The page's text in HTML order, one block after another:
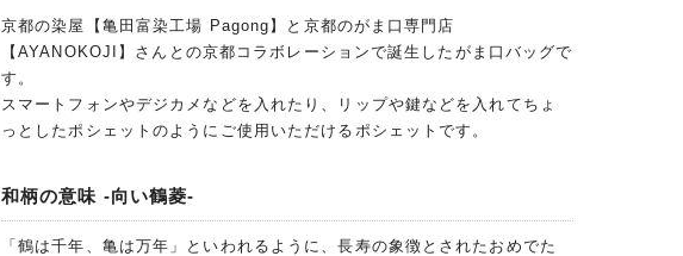
京都の染屋【亀田富染工場 Pagong】と京都のがま口専門店
【AYANOKOJI】さんとの京都コラボレーションで誕生したがま口バッグで
す。
スマートフォンやデジカメなどを入れたり、リップや鍵などを入れてちょ
っとしたポシェットのようにご使用いただけるポシェットです。
和柄の意味 -向い鶴菱-
「鶴は千年、亀は万年」といわれるように、長寿の象徴とされたおめでた